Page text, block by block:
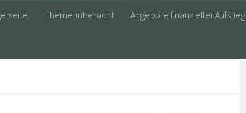
Themenübersicht Angebote finanzieller Aufstieg